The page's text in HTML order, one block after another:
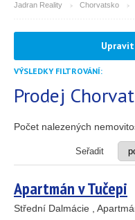
Jadran Reality Chorvatsko
MĚSTO
(můžete vybrat více
Apartmán
Dům
Dům s apartmány
Investiční projekt
Stavební pozemek
VÝSLEDKY FILTROVÁNÍ:
Prodej
Počet nalezených
Seřadit
Apartmán v Tučepi
Střední Dalmácie ,